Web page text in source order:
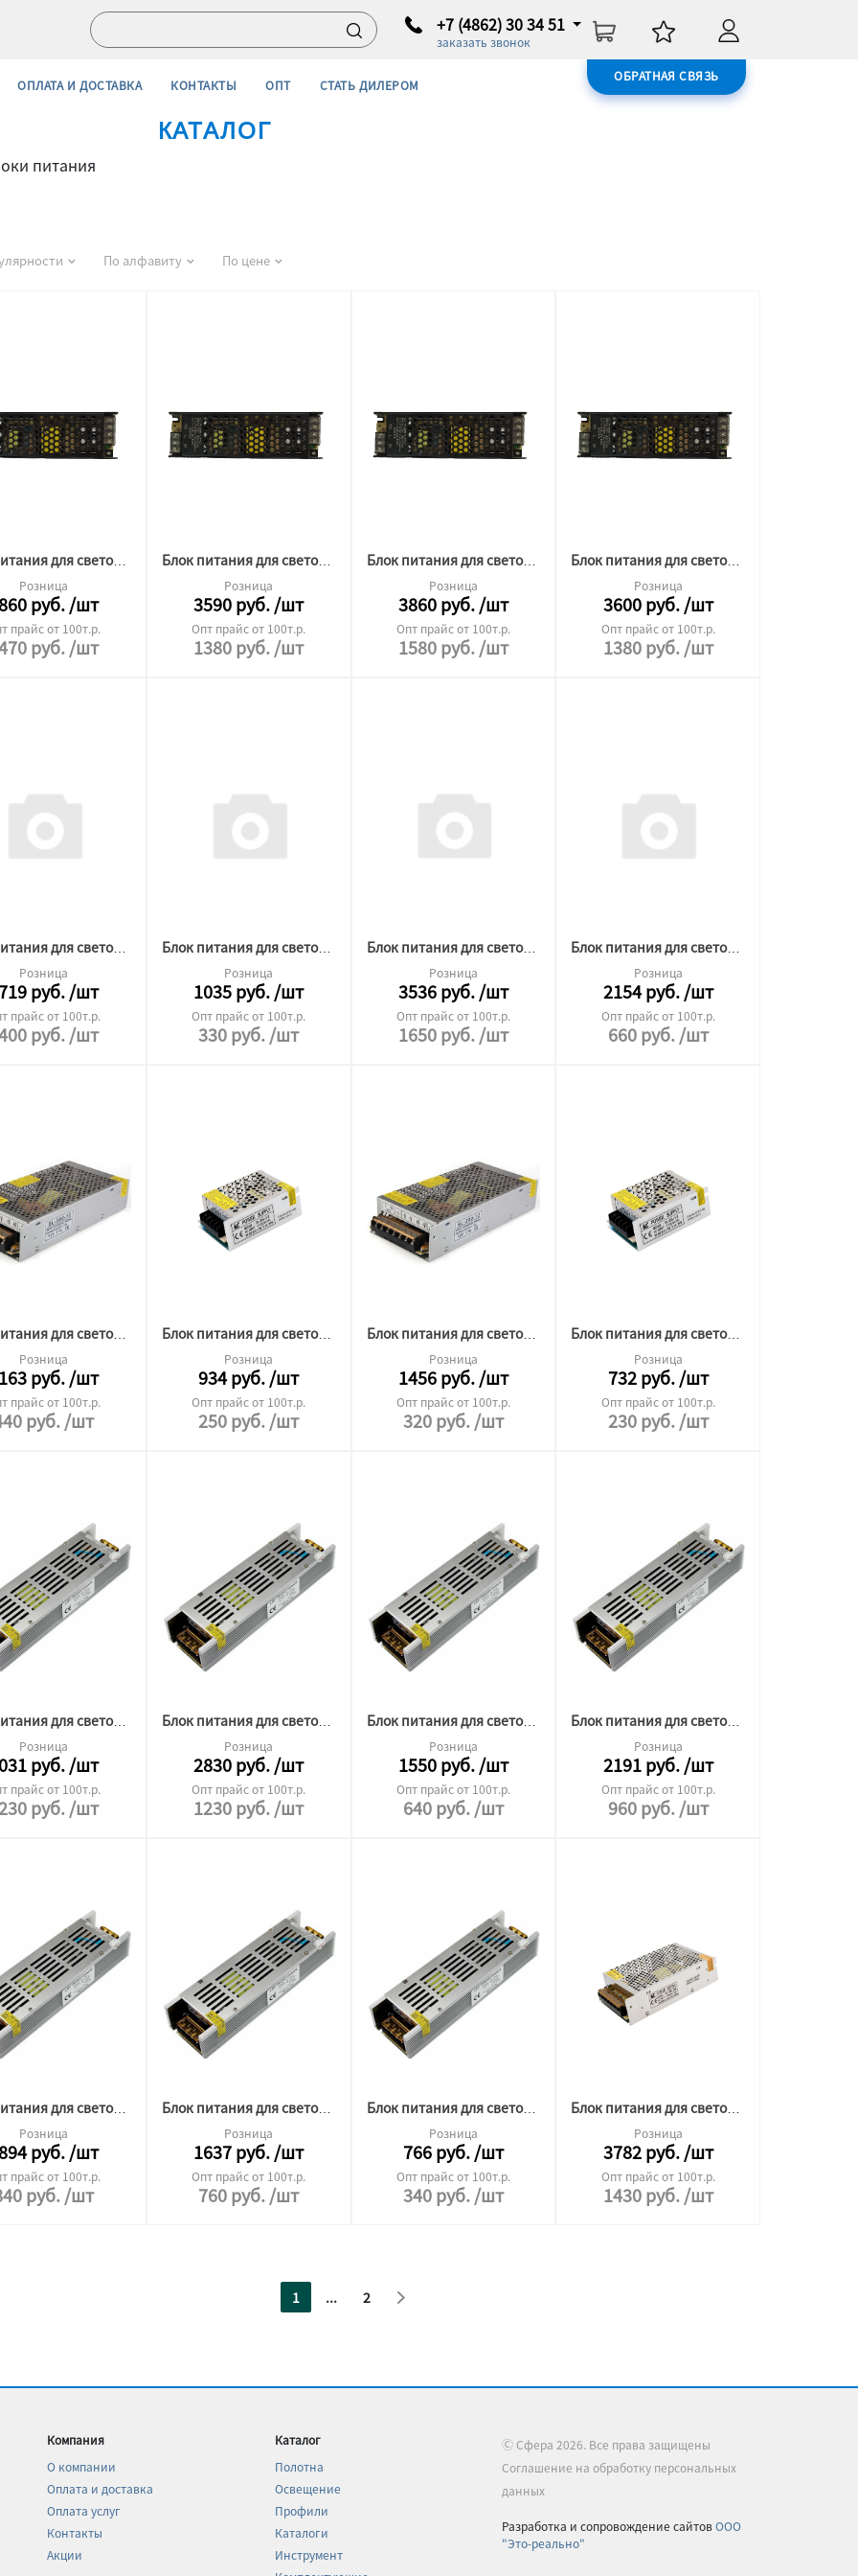
+7 (4862) 30 34 51
заказать звонок
ОБРАТНАЯ СВЯЗЬ
ОПЛАТА И ДОСТАВКА КОНТАКТЫ ОПТ СТАТЬ ДИЛЕРОМ
КАТАЛОГ
питания
По алфавиту По цене
Блок питания для светодиодной ленты Premium 24v 400W без кулера
Розница
руб./шт
прайс от 100т.р.
руб./шт
Блок питания для светодиодной ленты Premium 24v 300W без кулера
Розница
3590руб./шт
Опт прайс от 100т.р.
1380руб./шт
Блок питания для светодиодной ленты Premium 12v 400W без кулера
Розница
3860руб./шт
Опт прайс от 100т.р.
1580руб./шт
Блок питания для светодиодной ленты Premium 12v 300W без кулера
Розница
3600 руб. /шт
Опт прайс от 100т.р.
1380 руб. /шт
Блок питания для светодиодной ленты Premium 24v 400W ip20
Розница
руб./шт
прайс от 100т.р.
руб./шт
Блок питания для светодиодной ленты Premium 24v 60W ip20
Розница
1035руб./шт
Опт прайс от 100т.р.
330руб./шт
Блок питания для светодиодной ленты Premium 12v 400W ip20
Розница
3536руб./шт
Опт прайс от 100т.р.
1650руб./шт
Блок питания для светодиодной ленты 12v 120W
Розница
2154 руб. /шт
Опт прайс от 100т.р.
660 руб. /шт
Блок питания для светодиодной ленты 12v 200W
Розница
руб./шт
прайс от 100т.р.
руб./шт
Блок питания для светодиодной ленты 12v 60W
Розница
934руб./шт
Опт прайс от 100т.р.
250руб./шт
Блок питания для светодиодной ленты 12v 100W
Розница
1456руб./шт
Опт прайс от 100т.р.
320руб./шт
Блок питания для светодиодной ленты 12v 40W
Розница
732 руб. /шт
Опт прайс от 100т.р.
230 руб. /шт
Блок питания для светодиодной ленты Premium12v 300W ip20
Розница
руб./шт
прайс от 100т.р.
руб./шт
Блок питания для светодиодной ленты Premium 24v 300W ip20
Розница
2830руб./шт
Опт прайс от 100т.р.
1230руб./шт
Блок питания для светодиодной ленты Premium 24v 100W ip20
Розница
1550руб./шт
Опт прайс от 100т.р.
640руб./шт
Блок питания для светодиодной ленты Premium 24v 250W ip20
Розница
2191 руб. /шт
Опт прайс от 100т.р.
960 руб. /шт
Блок питания для светодиодной ленты Premium 24v 200W ip20
Розница
руб./шт
прайс от 100т.р.
руб./шт
Блок питания для светодиодной ленты Premium 24v 150W ip20
Розница
1637руб./шт
Опт прайс от 100т.р.
760руб./шт
Блок питания для светодиодной ленты Premium 24v 25W ip20
Розница
766руб./шт
Опт прайс от 100т.р.
340руб./шт
Блок питания для светодиодной ленты 24v 400W
Розница
3782 руб. /шт
Опт прайс от 100т.р.
1430 руб. /шт
1 ... 2
Компания
О компании
Оплата и доставка
Оплата услуг
Контакты
Акции
Каталог
Полотна
Освещение
Профили
Каталоги
Инструмент
Ⓒ Сфера 2026. Все права защищены
Соглашение на обработку персональных
данных
Разработка и сопровождение сайтовООО
"Это-реально"